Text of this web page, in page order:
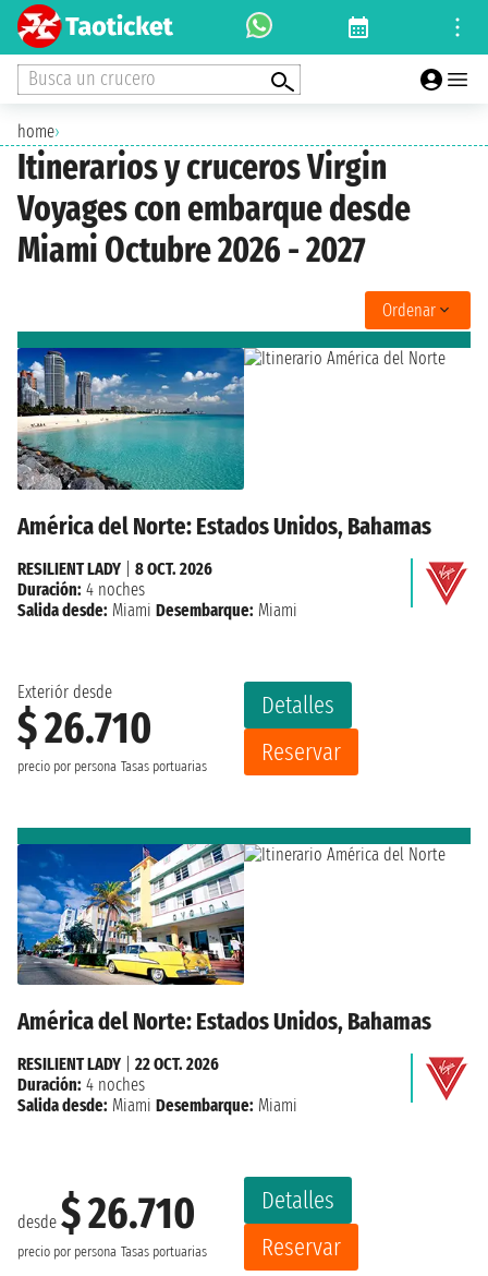
Busca un crucero
home›
Itinerarios y cruceros Virgin
Voyages con embarque desde
Miami Octubre 2026 - 2027
Ordenar
América del Norte: Estados Unidos, Bahamas
Exteriór desde
$ 26.710
precio por persona Tasas portuarias
Detalles
Reservar
RESILIENT LADY
8 OCT. 2026
Duración: 4 noches
Salida desde: Miami Desembarque: Miami
América del Norte: Estados Unidos, Bahamas
desde $ 26.710
precio por persona Tasas portuarias
Detalles
Reservar
RESILIENT LADY
22 OCT. 2026
Duración: 4 noches
Salida desde: Miami Desembarque: Miami